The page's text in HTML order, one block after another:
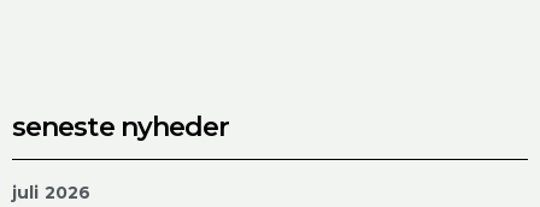
seneste nyheder
juli 2026